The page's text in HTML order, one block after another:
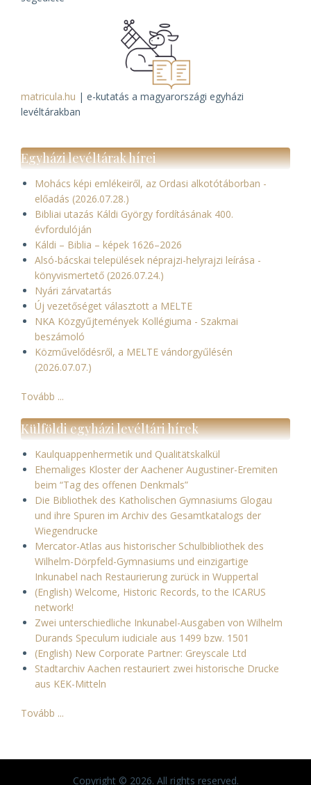
matricula.hu | e-kutatás a magyarországi egyházi
levéltárakban
Egyházi levéltárak hírei
Mohács képi emlékeiről, az Ordasi alkotótáborban -
előadás (2026.07.28.)
Bibliai utazás Káldi György fordításának 400.
évfordulóján
Káldi – Biblia – képek 1626–2026
Alsó-bácskai települések néprajzi-helyrajzi leírása -
könyvismertető (2026.07.24.)
Nyári zárvatartás
Új vezetőséget választott a MELTE
NKA Közgyűjtemények Kollégiuma - Szakmai
beszámoló
Közművelődésről, a MELTE vándorgyűlésén
(2026.07.07.)
Tovább ...
Külföldi egyházi levéltári hírek
Kaulquappenhermetik und Qualitätskalkül
Ehemaliges Kloster der Aachener Augustiner-Eremiten
beim “Tag des offenen Denkmals”
Die Bibliothek des Katholischen Gymnasiums Glogau
und ihre Spuren im Archiv des Gesamtkatalogs der
Wiegendrucke
Mercator-Atlas aus historischer Schulbibliothek des
Wilhelm-Dörpfeld-Gymnasiums und einzigartige
Inkunabel nach Restaurierung zurück in Wuppertal
(English) Welcome, Historic Records, to the ICARUS
network!
Zwei unterschiedliche Inkunabel-Ausgaben von Wilhelm
Durands Speculum iudiciale aus 1499 bzw. 1501
(English) New Corporate Partner: Greyscale Ltd
Stadtarchiv Aachen restauriert zwei historische Drucke
aus KEK-Mitteln
Tovább ...
Copyright © 2026. All rights reserved.